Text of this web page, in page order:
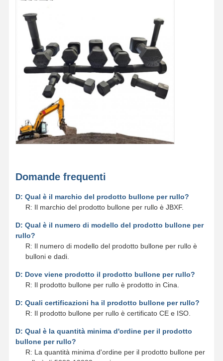
Domande frequenti
D: Qual è il marchio del prodotto bullone per rullo?
R: Il marchio del prodotto bullone per rullo è JBXF.
D: Qual è il numero di modello del prodotto bullone per
rullo?
R: Il numero di modello del prodotto bullone per rullo è
bulloni e dadi.
D: Dove viene prodotto il prodotto bullone per rullo?
R: Il prodotto bullone per rullo è prodotto in Cina.
D: Quali certificazioni ha il prodotto bullone per rullo?
R: Il prodotto bullone per rullo è certificato CE e ISO.
D: Qual è la quantità minima d'ordine per il prodotto
bullone per rullo?
R: La quantità minima d'ordine per il prodotto bullone per